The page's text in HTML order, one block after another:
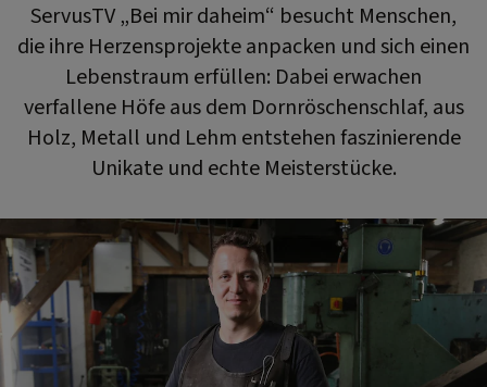
ServusTV „Bei mir daheim“ besucht Menschen,
die ihre Herzensprojekte anpacken und sich einen
Lebenstraum erfüllen: Dabei erwachen
verfallene Höfe aus dem Dornröschenschlaf, aus
Holz, Metall und Lehm entstehen faszinierende
Unikate und echte Meisterstücke.